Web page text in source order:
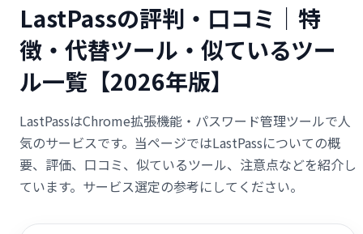
LastPassの評判・口コミ｜特
徴・代替ツール・似ているツー
ル一覧【2026年版】
LastPassはChrome拡張機能・パスワード管理ツールで人
気のサービスです。当ページではLastPassについての概
要、評価、口コミ、似ているツール、注意点などを紹介し
ています。サービス選定の参考にしてください。